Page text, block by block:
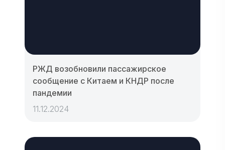
РЖД возобновили пассажирское
сообщение с Китаем и КНДР после
пандемии
11.12.2024